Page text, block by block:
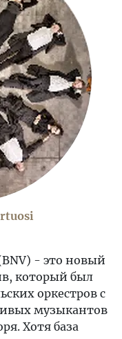
- это новый
который был
оркестров с
музыкантов
Хотя база